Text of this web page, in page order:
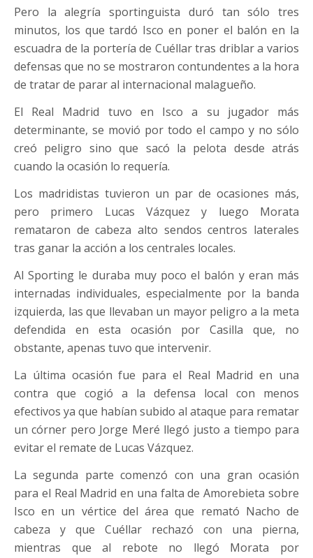
Pero la alegría sportinguista duró tan sólo tres
minutos, los que tardó Isco en poner el balón en la
escuadra de la portería de Cuéllar tras driblar a varios
defensas que no se mostraron contundentes a la hora
de tratar de parar al internacional malagueño.
El Real Madrid tuvo en Isco a su jugador más
determinante, se movió por todo el campo y no sólo
creó peligro sino que sacó la pelota desde atrás
cuando la ocasión lo requería.
Los madridistas tuvieron un par de ocasiones más,
pero primero Lucas Vázquez y luego Morata
remataron de cabeza alto sendos centros laterales
tras ganar la acción a los centrales locales.
Al Sporting le duraba muy poco el balón y eran más
internadas individuales, especialmente por la banda
izquierda, las que llevaban un mayor peligro a la meta
defendida en esta ocasión por Casilla que, no
obstante, apenas tuvo que intervenir.
La última ocasión fue para el Real Madrid en una
contra que cogió a la defensa local con menos
efectivos ya que habían subido al ataque para rematar
un córner pero Jorge Meré llegó justo a tiempo para
evitar el remate de Lucas Vázquez.
La segunda parte comenzó con una gran ocasión
para el Real Madrid en una falta de Amorebieta sobre
Isco en un vértice del área que remató Nacho de
cabeza y que Cuéllar rechazó con una pierna,
mientras que al rebote no llegó Morata por